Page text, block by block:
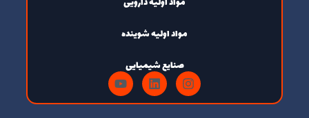
مواد اولیه آرایشی بهداشتی
مواد اولیه رنگ و رزین
مواد اولیه صنایع غذایی
مواد اولیه دارویی